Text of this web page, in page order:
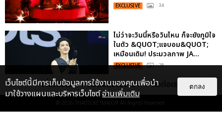
EXCLUSIVE : 34
ไม่ว่าจะวันนี้หรือวันไหน ก็จะยังภูมิใจ
ในตัว &QUOT;แจบอม&QUOT;
เหมือนเดิม! ประมวลภาพ JA...
EXCLUSIVE : 28
ประมวลภาพงาน “มีสติแล้วลูกพีช
PEACH AND ME PREMIERE
เกี่ยวกับเรา ติดต่อลงโฆษณา ติดต่อเรา
© 2026 THAITICKETMAJOR All Rights Reserved.
เว็บไซต์นี้มีการเก็บข้อมูลการใช้งานของคุณเพื่อนำ
มาใช้วางแผนและบริหารเว็บไซต์อ่านเพิ่มเติม
ตกลง